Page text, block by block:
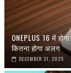
ONEPLUS 16 में
कितना होगा अलग
DECEMBER 31, 2025